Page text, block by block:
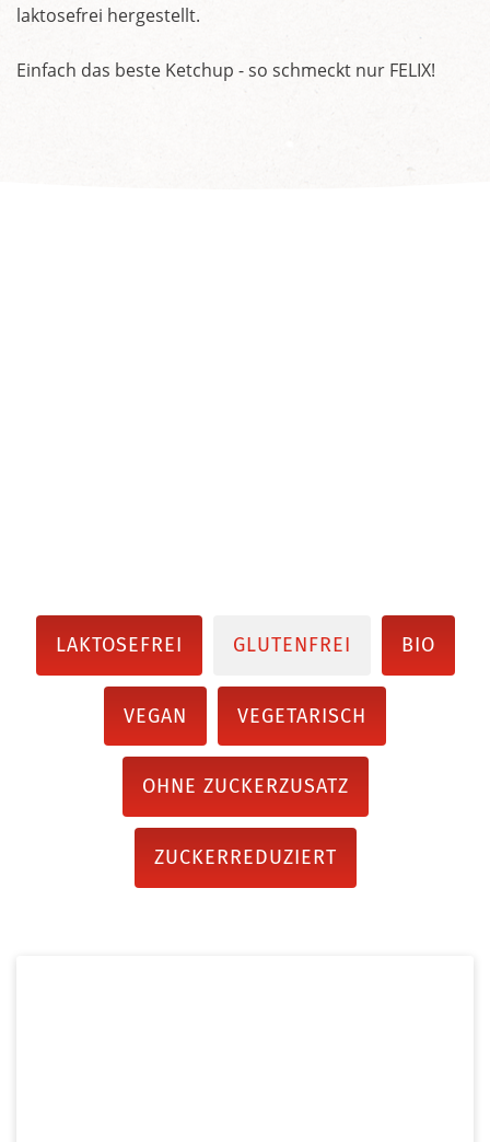
laktosefrei hergestellt.
Einfach das beste Ketchup - so schmeckt nur FELIX!
LAKTOSEFREI GLUTENFREI BIO
VEGAN VEGETARISCH
OHNE ZUCKERZUSATZ
ZUCKERREDUZIERT